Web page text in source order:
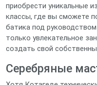
приобрести уникальные
классы, где вы сможете
батика под
только увлекательное
создать свой
Серебряные